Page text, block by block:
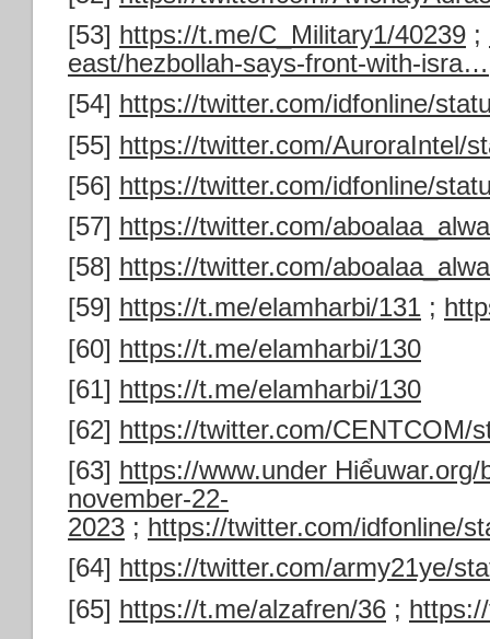
[53] https://t.me/C_Military1/40239 ;
east/hezbollah-says-front-with-isra…
[54] https://twitter.com/idfonline/
[55] https://twitter.com/AuroraIntel/
[56] https://twitter.com/idfonline/
[57] https://twitter.com/
[58] https://twitter.com/
[59] https://t.me/elamharbi/131 ;
[60] https://t.me/elamharbi/130
[61] https://t.me/elamharbi/130
[62] https://twitter.com/CENTCOM/
[63] https://www.under
november-22-
2023 ; https://twitter.com/idfonline/
[64] https://twitter.com/army21ye/
[65] https://t.me/alzafren/36 ;